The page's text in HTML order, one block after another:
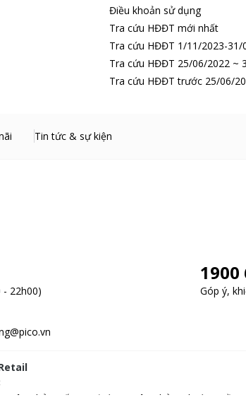
Điều khoản sử dụng
Tra cứu HĐĐT mới nhất
Tra cứu HĐĐT 1/11/2023-31/
Tra cứu HĐĐT 25/06/2022 ~
Tra cứu HĐĐT trước 25/06/
Tin tức & sự kiện
- 22h00)
1900
Góp ý,
Xuân Thủy, số 173, đường Xuân Thủy, Phường Cầu